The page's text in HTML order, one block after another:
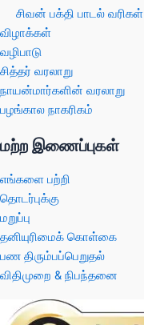
சிவன் பக்தி பாடல் வரிகள்
விழாக்கள்
வழிபாடு
சித்தர் வரலாறு
நாயன்மார்களின் வரலாறு
பழங்கால நாகரிகம்
மற்ற இணைப்புகள்
எங்களை பற்றி
தொடர்புக்கு
மறுப்பு
தனியுரிமைக் கொள்கை
பண திரும்பப்பெறுதல்
விதிமுறை & நிபந்தனை